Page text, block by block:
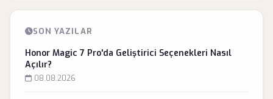
SON YAZILAR
Honor Magic 7 Pro'da Geliştirici Seçenekleri Nasıl
Açılır?
08.08.2026